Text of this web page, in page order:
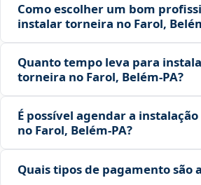
Como escolher um bom
instalar torneira no Farol,
Quanto tempo leva para
torneira no Farol, Belém‑PA?
É possível agendar a
no Farol, Belém‑PA?
Quais tipos de pagamento são